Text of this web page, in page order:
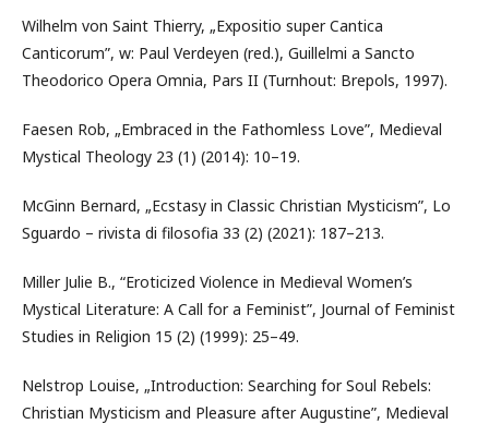
Wilhelm von Saint Thierry, „Expositio super Cantica
Canticorum”, w: Paul Verdeyen (red.), Guillelmi a Sancto
Theodorico Opera Omnia, Pars II (Turnhout: Brepols, 1997).
Faesen Rob, „Embraced in the Fathomless Love”, Medieval
Mystical Theology 23 (1) (2014): 10–19.
McGinn Bernard, „Ecstasy in Classic Christian Mysticism”, Lo
Sguardo – rivista di filosofia 33 (2) (2021): 187–213.
Miller Julie B., “Eroticized Violence in Medieval Women’s
Mystical Literature: A Call for a Feminist”, Journal of Feminist
Studies in Religion 15 (2) (1999): 25–49.
Nelstrop Louise, „Introduction: Searching for Soul Rebels:
Christian Mysticism and Pleasure after Augustine”, Medieval